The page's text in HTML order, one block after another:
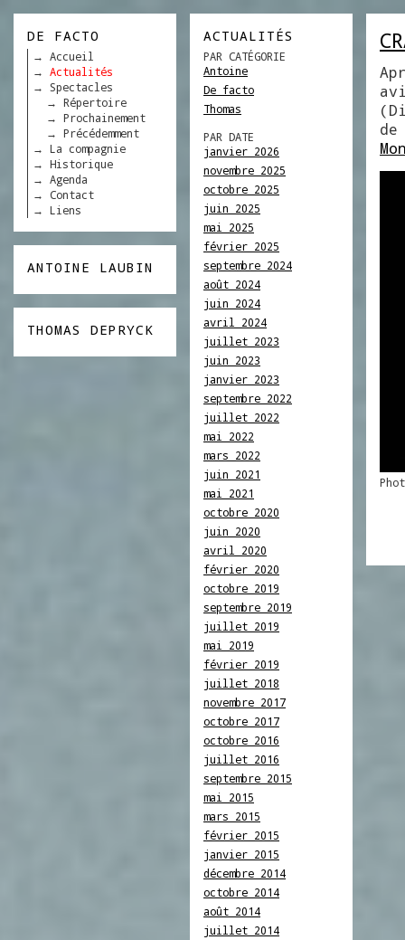
DE FACTO
Accueil
Actualités
Spectacles
Répertoire
Prochainement
Précédemment
La compagnie
Historique
Agenda
Contact
Liens
ANTOINE LAUBIN
THOMAS DEPRYCK
ACTUALITÉS
PAR CATÉGORIE
Antoine
De facto
Thomas
PAR DATE
janvier 2026
novembre 2025
octobre 2025
juin 2025
mai 2025
février 2025
septembre 2024
août 2024
juin 2024
avril 2024
juillet 2023
juin 2023
janvier 2023
septembre 2022
juillet 2022
mai 2022
mars 2022
juin 2021
mai 2021
octobre 2020
juin 2020
avril 2020
février 2020
octobre 2019
septembre 2019
juillet 2019
mai 2019
février 2019
juillet 2018
novembre 2017
octobre 2017
octobre 2016
juillet 2016
septembre 2015
mai 2015
mars 2015
février 2015
janvier 2015
décembre 2014
octobre 2014
août 2014
juillet 2014